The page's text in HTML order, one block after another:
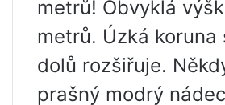
metrů! Obvyklá
metrů. Úzká koruna
dolů rozšiřuje.
prašný modrý